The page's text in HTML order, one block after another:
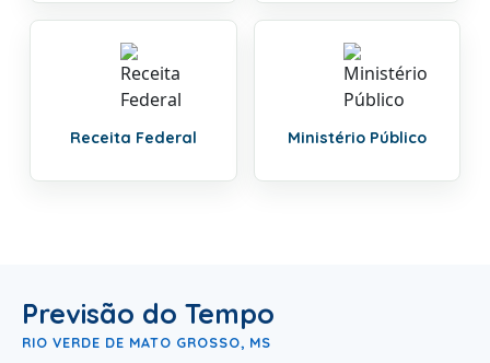
Receita Federal Ministério Público
Previsão do Tempo
RIO VERDE DE MATO GROSSO, MS